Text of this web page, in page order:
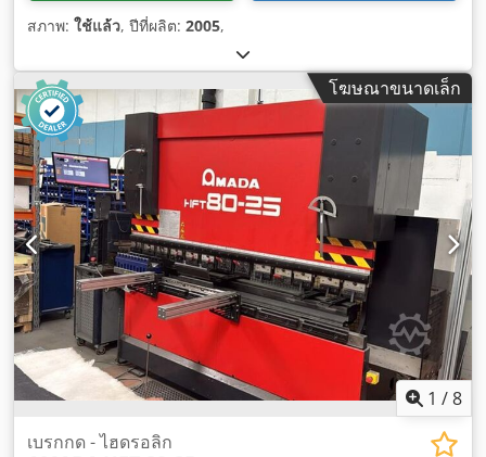
สภาพ: ใช้แล้ว, ปีที่ผลิต: 2005,
โฆษณาขนาดเล็ก
1 /8
เบรกกด - ไฮดรอลิก